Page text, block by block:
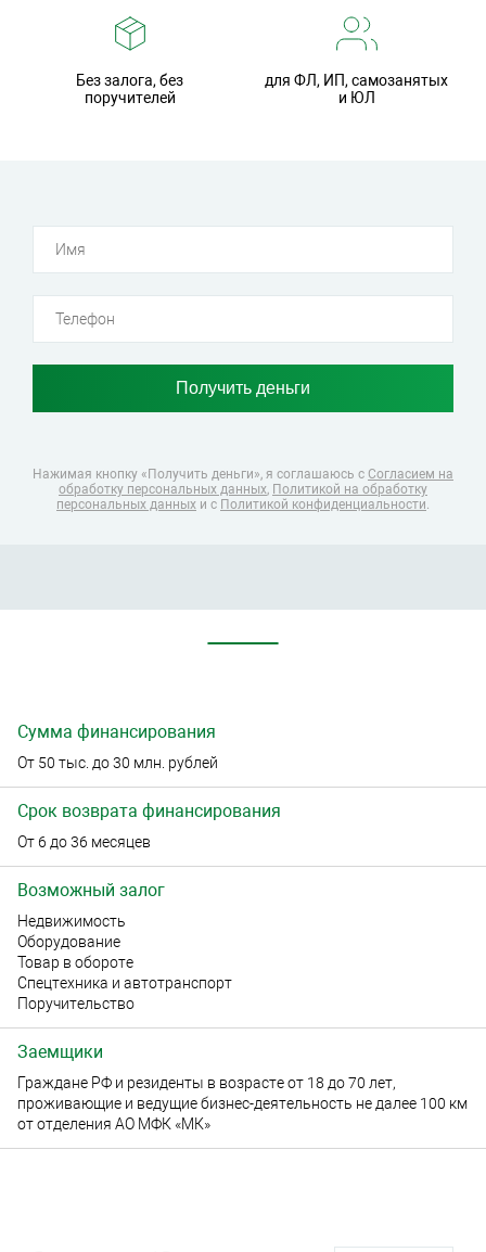
Без залога, без
поручителей
для ФЛ, ИП, самозанятых
и ЮЛ
Нажимая кнопку «Получить деньги», я соглашаюсь с Согласием на
обработку персональных данных, Политикой на обработку
персональных данных и с Политикой конфиденциальности.
Сумма финансирования
От 50 тыс. до 30 млн. рублей
Срок возврата финансирования
От 6 до 36 месяцев
Возможный залог
Недвижимость
Оборудование
Товар в обороте
Спецтехника и автотранспорт
Поручительство
Заемщики
Граждане РФ и резиденты в возрасте от 18 до 70 лет,
проживающие и ведущие бизнес-деятельность не далее 100 км
от отделения АО МФК «МК»